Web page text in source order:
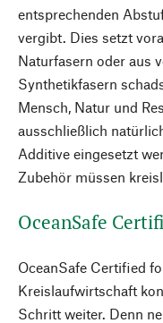
entsprechenden
vergibt. Dies setzt
Naturfasern oder aus
Synthetikfasern
Mensch, Natur und
ausschließlich
Additive eingesetzt
Zubehör müssen
OceanSafe
OceanSafe Certified
Kreislaufwirtschaft
Schritt weiter. Denn